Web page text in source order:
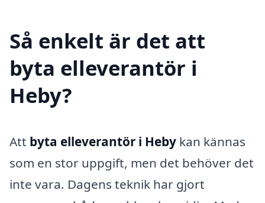
Så enkelt är det att
byta elleverantör i
Heby?
Att byta elleverantör i Heby kan kännas
som en stor uppgift, men det behöver det
inte vara. Dagens teknik har gjort